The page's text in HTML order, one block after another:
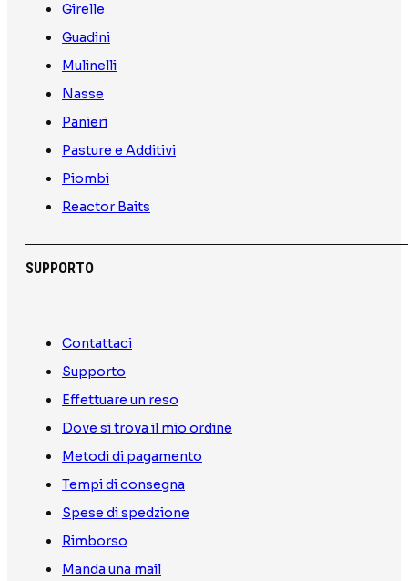
Girelle
Guadini
Mulinelli
Nasse
Panieri
Pasture e Additivi
Piombi
Reactor Baits
SUPPORTO
Contattaci
Supporto
Effettuare un reso
Dove si trova il mio ordine
Metodi di pagamento
Tempi di consegna
Spese di spedzione
Rimborso
Manda una mail